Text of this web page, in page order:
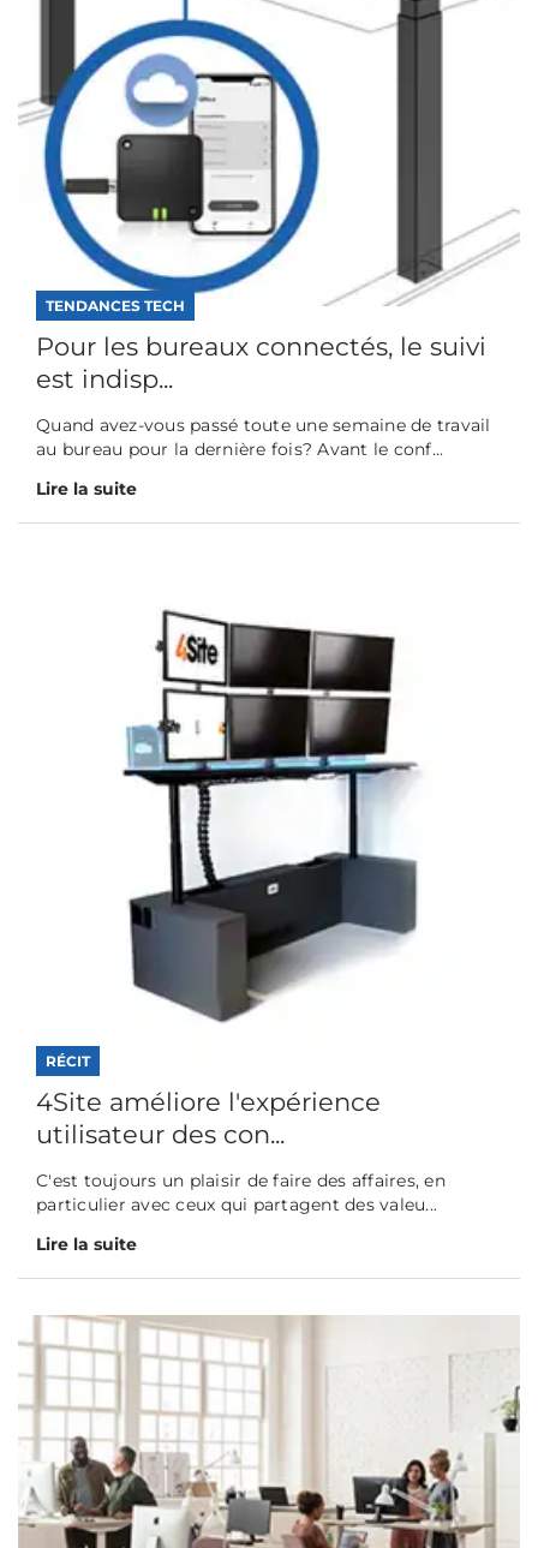
TENDANCES TECH
Pour les bureaux connectés, le suivi
est indisp...
Quand avez-vous passé toute une semaine de travail
au bureau pour la dernière fois? Avant le conf...
Lire la suite
RÉCIT
4Site améliore l'expérience
utilisateur des con...
C'est toujours un plaisir de faire des affaires, en
particulier avec ceux qui partagent des valeu...
Lire la suite